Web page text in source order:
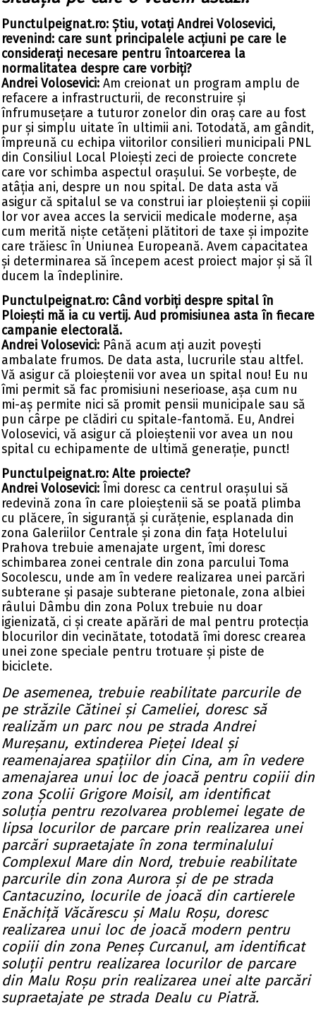
Punctulpeignat.ro: Știu, votați Andrei Volosevici,
revenind: care sunt principalele acțiuni pe care le
considerați necesare pentru întoarcerea la
normalitatea despre care vorbiți?
Andrei Volosevici: Am creionat un program amplu de
refacere a infrastructurii, de reconstruire și
înfrumusețare a tuturor zonelor din oraș care au fost
pur și simplu uitate în ultimii ani. Totodată, am gândit,
împreună cu echipa viitorilor consilieri municipali PNL
din Consiliul Local Ploiești zeci de proiecte concrete
care vor schimba aspectul orașului. Se vorbește, de
atâția ani, despre un nou spital. De data asta vă
asigur că spitalul se va construi iar ploieștenii și copiii
lor vor avea acces la servicii medicale moderne, așa
cum merită niște cetățeni plătitori de taxe și impozite
care trăiesc în Uniunea Europeană. Avem capacitatea
și determinarea să începem acest proiect major și să îl
ducem la îndeplinire.
Punctulpeignat.ro: Când vorbiți despre spital în
Ploiești mă ia cu vertij. Aud promisiunea asta în fiecare
campanie electorală.
Andrei Volosevici: Până acum ați auzit povești
ambalate frumos. De data asta, lucrurile stau altfel.
Vă asigur că ploieștenii vor avea un spital nou! Eu nu
îmi permit să fac promisiuni neserioase, așa cum nu
mi-aș permite nici să promit pensii municipale sau să
pun cârpe pe clădiri cu spitale-fantomă. Eu, Andrei
Volosevici, vă asigur că ploieștenii vor avea un nou
spital cu echipamente de ultimă generație, punct!
Punctulpeignat.ro: Alte proiecte?
Andrei Volosevici: Îmi doresc ca centrul orașului să
redevină zona în care ploieștenii să se poată plimba
cu plăcere, în siguranță și curățenie, esplanada din
zona Galeriilor Centrale și zona din fața Hotelului
Prahova trebuie amenajate urgent, îmi doresc
schimbarea zonei centrale din zona parcului Toma
Socolescu, unde am în vedere realizarea unei parcări
subterane și pasaje subterane pietonale, zona albiei
râului Dâmbu din zona Polux trebuie nu doar
igienizată, ci și create apărări de mal pentru protecția
blocurilor din vecinătate, totodată îmi doresc crearea
unei zone speciale pentru trotuare și piste de
biciclete.
De asemenea, trebuie reabilitate parcurile de
pe străzile Cătinei și Cameliei, doresc să
realizăm un parc nou pe strada Andrei
Mureșanu, extinderea Pieței Ideal și
reamenajarea spațiilor din Cina, am în vedere
amenajarea unui loc de joacă pentru copiii din
zona Școlii Grigore Moisil, am identificat
soluția pentru rezolvarea problemei legate de
lipsa locurilor de parcare prin realizarea unei
parcări supraetajate în zona terminalului
Complexul Mare din Nord, trebuie reabilitate
parcurile din zona Aurora și de pe strada
Cantacuzino, locurile de joacă din cartierele
Enăchiță Văcărescu și Malu Roșu, doresc
realizarea unui loc de joacă modern pentru
copiii din zona Peneș Curcanul, am identificat
soluții pentru realizarea locurilor de parcare
din Malu Roșu prin realizarea unei alte parcări
supraetajate pe strada Dealu cu Piatră.